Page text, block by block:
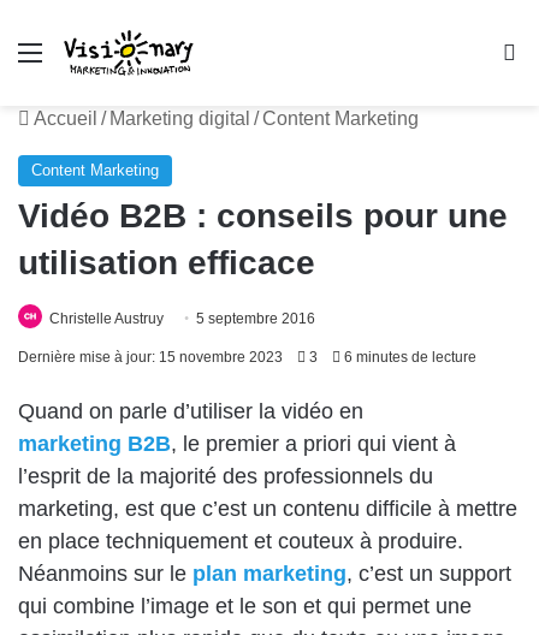
Menu
Accueil / Marketing digital /Content Marketing
Content Marketing
Vidéo B2B : conseils pour une
utilisation efficace
Christelle Austruy 5 septembre 2016
Dernière mise à jour: 15 novembre 2023 3 6 minutes de lecture
Quand on parle d’utiliser la vidéo en
marketing B2B, le premier a priori qui vient à
l’esprit de la majorité des professionnels du
marketing, est que c’est un contenu difficile à mettre
en place techniquement et couteux à produire.
Néanmoins sur le plan marketing, c’est un support
qui combine l’image et le son et qui permet une